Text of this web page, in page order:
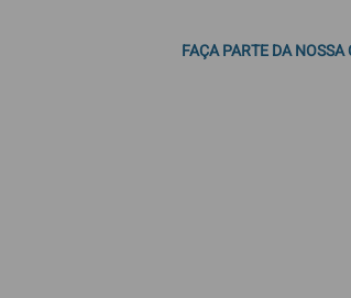
FAÇA PARTE DA